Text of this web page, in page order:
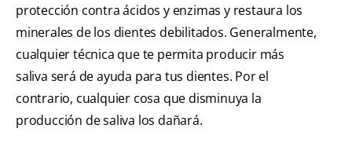
protección contra ácidos y enzimas y restaura los
minerales de los dientes debilitados. Generalmente,
cualquier técnica que te permita producir más
saliva será de ayuda para tus dientes. Por el
contrario, cualquier cosa que disminuya la
producción de saliva los dañará.